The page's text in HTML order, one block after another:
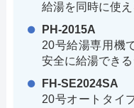
給湯を同時に使え
PH-2015A
20号給湯専用機
安全に給湯できる
FH-SE2024SA
20号オートタイ